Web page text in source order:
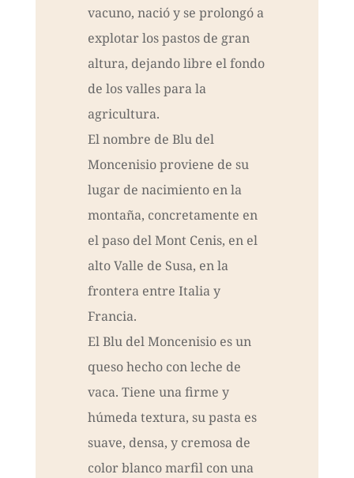
vacuno, nació y se prolongó a
explotar los pastos de gran
altura, dejando libre el fondo
de los valles para la
agricultura.
El nombre de Blu del
Moncenisio proviene de su
lugar de nacimiento en la
montaña, concretamente en
el paso del Mont Cenis, en el
alto Valle de Susa, en la
frontera entre Italia y
Francia.
El Blu del Moncenisio es un
queso hecho con leche de
vaca. Tiene una firme y
húmeda textura, su pasta es
suave, densa, y cremosa de
color blanco marfil con una